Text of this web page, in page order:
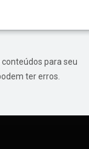
para seu
ter erros.